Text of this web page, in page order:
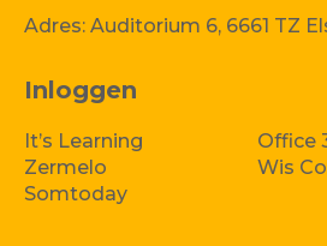
Inloggen
It’s Learning
Office
Zermelo
Wis
Somtoday
Adres: Auditorium 6, 6661 TZ